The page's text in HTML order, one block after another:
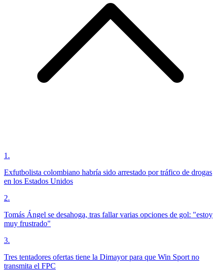
1 .
Exfutbolista colombiano habría sido arrestado por tráfico de drogas
en los Estados Unidos
2.
Tomás Ángel se desahoga, tras fallar varias opciones de gol: "estoy
muy frustrado"
3.
Tres tentadores ofertas tiene la Dimayor para que Win Sport no
transmita el FPC